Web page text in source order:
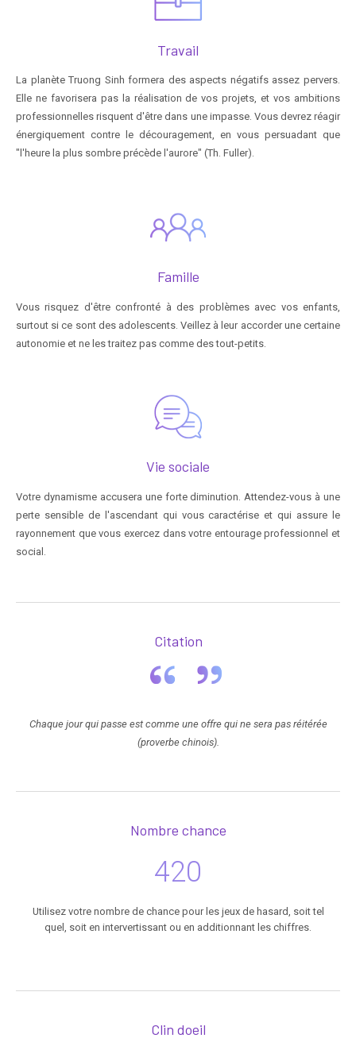
Travail
La planète Truong Sinh formera des aspects négatifs assez pervers.
Elle ne favorisera pas la réalisation de vos projets, et vos ambitions
professionnelles risquent d'être dans une impasse. Vous devrez réagir
énergiquement contre le découragement, en vous persuadant que
"l'heure la plus sombre précède l'aurore" (Th. Fuller).
Famille
Vous risquez d'être confronté à des problèmes avec vos enfants,
surtout si ce sont des adolescents. Veillez à leur accorder une certaine
autonomie et ne les traitez pas comme des tout-petits.
Vie sociale
Votre dynamisme accusera une forte diminution. Attendez-vous à une
perte sensible de l'ascendant qui vous caractérise et qui assure le
rayonnement que vous exercez dans votre entourage professionnel et
social.
Citation
Chaque jour qui passe est comme une offre qui ne sera pas réitérée
(proverbe chinois).
Nombre chance
420
Utilisez votre nombre de chance pour les jeux de hasard, soit tel
quel, soit en intervertissant ou en additionnant les chiffres.
Clin doeil